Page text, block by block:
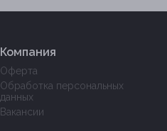
Компания
Оферта
Обработка персональных
данных
Вакансии